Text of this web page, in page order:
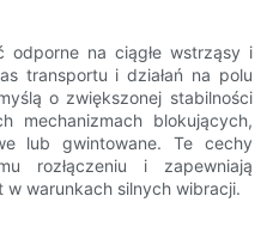
odporne na ciągłe wstrząsy i
transportu i działań na polu
o zwiększonej stabilności
mechanizmach blokujących,
lub gwintowane. Te cechy
rozłączeniu i zapewniają
w warunkach silnych wibracji.